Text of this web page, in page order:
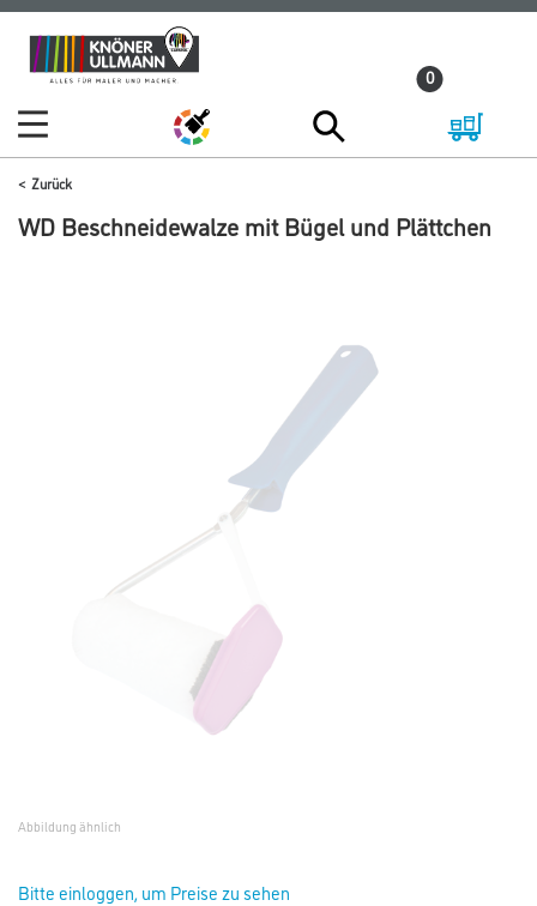
Zum
Inhalt
Zum
Navigationsmenü
0
Zurück
WD Beschneidewalze mit Bügel und Plättchen
Abbildung ähnlich
Bitte einloggen, um Preise zu sehen